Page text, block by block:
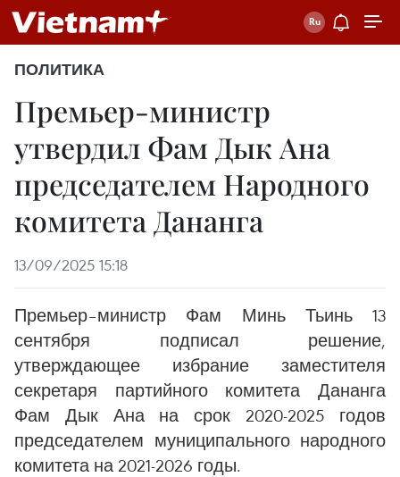
ПОЛИТИКА
Премьер-министр
утвердил Фам Дык Ана
председателем Народного
комитета Дананга
13/09/2025 15:18
Премьер–министр Фам Минь Тьинь 13
сентября подписал решение,
утверждающее избрание заместителя
секретаря партийного комитета Дананга
Фам Дык Ана на срок 2020-2025 годов
председателем муниципального народного
комитета на 2021-2026 годы.